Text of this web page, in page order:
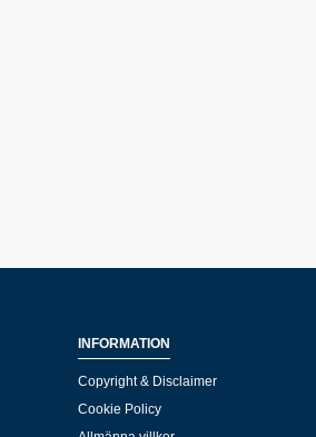
INFORMATION
Copyright & Disclaimer
Cookie Policy